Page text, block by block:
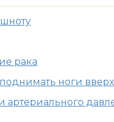
рака
ноги вверх